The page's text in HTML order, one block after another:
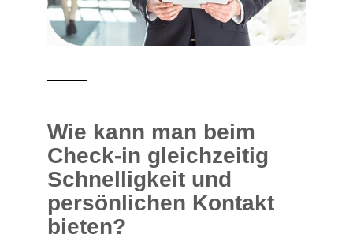
Wie kann man beim
Check-in gleichzeitig
Schnelligkeit und
persönlichen Kontakt
bieten?